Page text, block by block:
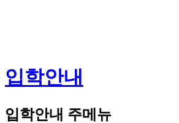
입학안내
입학안내 주메뉴